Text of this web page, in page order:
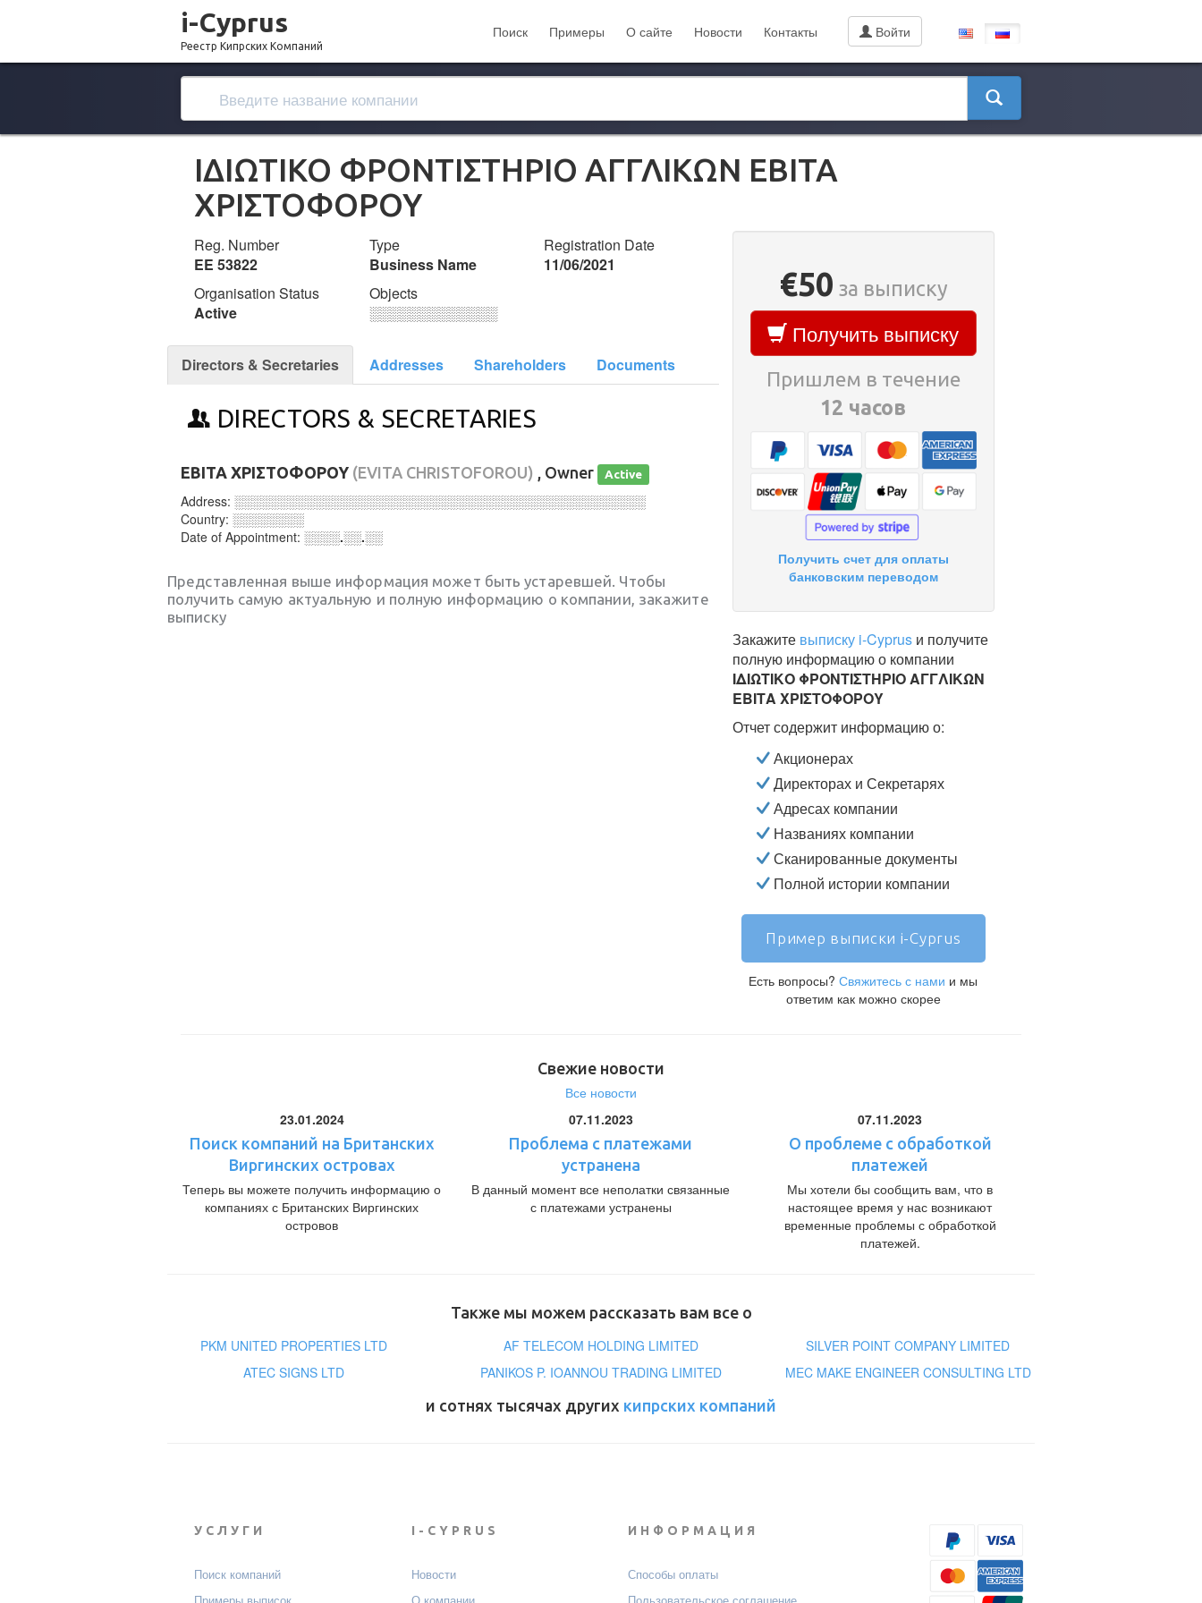
i-Cyprus
Реестр Кипрских Компаний
Поиск Примеры О сайте Новости Контакты Войти
ΙΔΙΩΤΙΚΟ ΦΡΟΝΤΙΣΤΗΡΙΟ ΑΓΓΛΙΚΩΝ ΕΒΙΤΑ
ΧΡΙΣΤΟΦΟΡΟΥ
Reg. Number
ΕΕ 53822
Type
Business Name
Registration Date
11/06/2021
Organisation Status
Active
Objects
░░░░░░░░░░░░░
Directors & Secretaries Addresses Shareholders Documents
DIRECTORS & SECRETARIES
ΕΒΙΤΑ ΧΡΙΣΤΟΦΟΡΟΥ (EVITA CHRISTOFOROU) , Owner Active
Address: ░░░░░░░░░░░░░░░░░░░░░░░░░░░░░░░░░░░░░░░░░░░░░░
Country: ░░░░░░░░
Date of Appointment: ░░░░.░░.░░
Представленная выше информация может быть устаревшей. Чтобы
получить самую актуальную и полную информацию о компании, закажите
выписку
€50 за выписку
Получить выписку
Пришлем в течение
12 часов
Получить счет для оплаты
банковским переводом
Закажите выписку i-Cyprusи получите
полную информацию о компании
ΙΔΙΩΤΙΚΟ ΦΡΟΝΤΙΣΤΗΡΙΟ ΑΓΓΛΙΚΩΝ
ΕΒΙΤΑ ΧΡΙΣΤΟΦΟΡΟΥ
Отчет содержит информацию о:
Акционерах
Директорах и Секретарях
Адресах компании
Названиях компании
Сканированные документы
Полной истории компании
Пример выписки i-Cyprus
Есть вопросы?Свяжитесь с нами и мы
ответим как можно скорее
Свежие новости
Все новости
23.01.2024
Поиск компаний на Британских
Виргинских островах
Теперь вы можете получить информацию о
компаниях с Британских Виргинских
островов
07.11.2023
Проблема с платежами
устранена
В данный момент все неполатки связанные
с платежами устранены
07.11.2023
О проблеме с обработкой
платежей
Мы хотели бы сообщить вам, что в
настоящее время у нас возникают
временные проблемы с обработкой
платежей.
Также мы можем рассказать вам все о
PKM UNITED PROPERTIES LTD
AF TELECOM HOLDING LIMITED
SILVER POINT COMPANY LIMITED
ATEC SIGNS LTD
PANIKOS P. IOANNOU TRADING LIMITED
MEC MAKE ENGINEER CONSULTING LTD
и сотнях тысячах других кипрских компаний
УСЛУГИ
Поиск компаний
I-CYPRUS
Новости
ИНФОРМАЦИЯ
Способы оплаты